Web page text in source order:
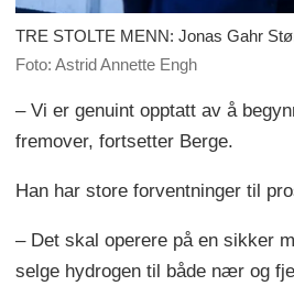
TRE STOLTE MENN: Jonas Gahr
Foto: Astrid Annette Engh
– Vi er genuint opptatt av å
fremover, fortsetter Berge.
Han har store forventninger til
– Det skal operere på en sikker
selge hydrogen til både nær og